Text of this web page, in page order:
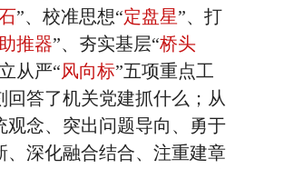
”、校准思想“定盘星”、打
助推器”、夯实基层“桥头
从严“风向标”五项重点工
回答了机关党建抓什么；从
观念、突出问题导向、勇于
、深化融合结合、注重建章